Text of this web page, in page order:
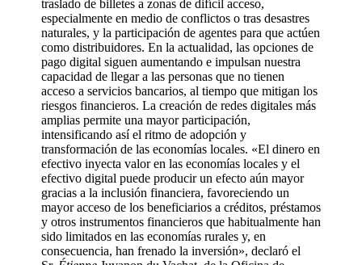
traslado de billetes a zonas de difícil acceso,
especialmente en medio de conflictos o tras desastres
naturales, y la participación de agentes para que actúen
como distribuidores. En la actualidad, las opciones de
pago digital siguen aumentando e impulsan nuestra
capacidad de llegar a las personas que no tienen
acceso a servicios bancarios, al tiempo que mitigan los
riesgos financieros. La creación de redes digitales más
amplias permite una mayor participación,
intensificando así el ritmo de adopción y
transformación de las economías locales. «El dinero en
efectivo inyecta valor en las economías locales y el
efectivo digital puede producir un efecto aún mayor
gracias a la inclusión financiera, favoreciendo un
mayor acceso de los beneficiarios a créditos, préstamos
y otros instrumentos financieros que habitualmente han
sido limitados en las economías rurales y, en
consecuencia, han frenado la inversión», declaró el